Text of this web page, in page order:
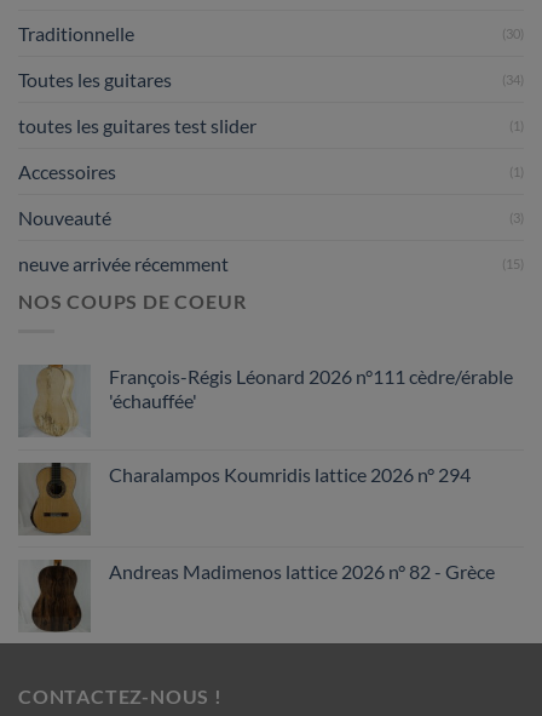
Traditionnelle (30)
Toutes les guitares (34)
toutes les guitares test slider (1)
Accessoires (1)
Nouveauté (3)
neuve arrivée récemment (15)
NOS COUPS DE COEUR
François-Régis Léonard 2026 n°111 cèdre/érable
'échauffée'
Charalampos Koumridis lattice 2026 n° 294
Andreas Madimenos lattice 2026 n° 82 - Grèce
CONTACTEZ-NOUS !